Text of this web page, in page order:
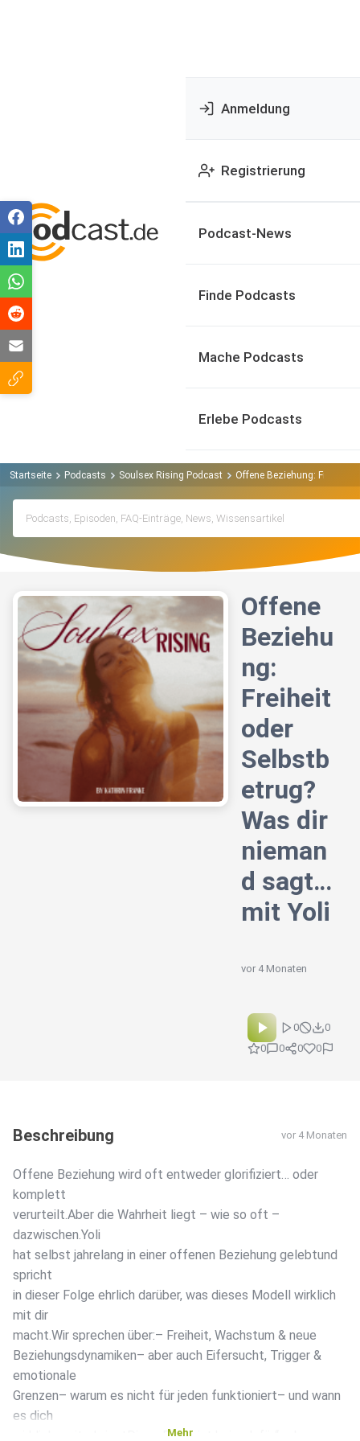
Anmeldung
Registrierung
Podcast-News
Finde Podcasts
Mache Podcasts
Erlebe Podcasts
Startseite Podcasts Soulsex Rising Podcast Offene Beziehung: Freiheit
Offene
Beziehu
ng:
Freiheit
oder
Selbstb
etrug?
Was dir
nieman
d sagt…
mit Yoli
vor 4 Monaten
0
0
0
0 0 0
Beschreibung vor 4 Monaten
Offene Beziehung wird oft entweder glorifiziert… oder
komplett
verurteilt.Aber die Wahrheit liegt – wie so oft –
dazwischen.Yoli
hat selbst jahrelang in einer offenen Beziehung gelebtund
spricht
in dieser Folge ehrlich darüber, was dieses Modell wirklich
mit dir
macht.Wir sprechen über:– Freiheit, Wachstum & neue
Beziehungsdynamiken– aber auch Eifersucht, Trigger &
emotionale
Grenzen– warum es nicht für jeden funktioniert– und wann
es dich
wirklich weiterbringtDiese Folge ist kein „dafür“ oder
Mehr